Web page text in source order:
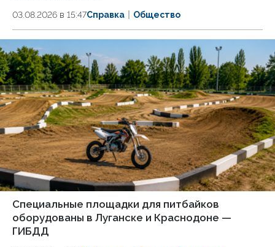
03.08.2026 в 15:47Справка Общество
Специальные площадки для питбайков
оборудованы в Луганске и Краснодоне —
ГИБДД